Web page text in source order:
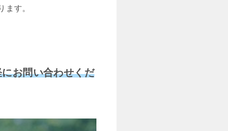
ます。
お問い合わせくだ